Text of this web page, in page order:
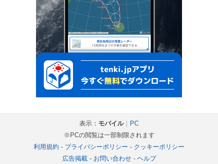
表示： モバイル｜ PC
※PCの閲覧は一部制限されます
利用規約 - プライバシーポリシー - クッキーポリシー
広告掲載- お問い合わせ- ヘルプ